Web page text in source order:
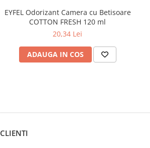
EYFEL Odorizant Camera cu Betisoare
COTTON FRESH 120 ml
20,34 Lei
ADAUGA IN COS
CLIENTI